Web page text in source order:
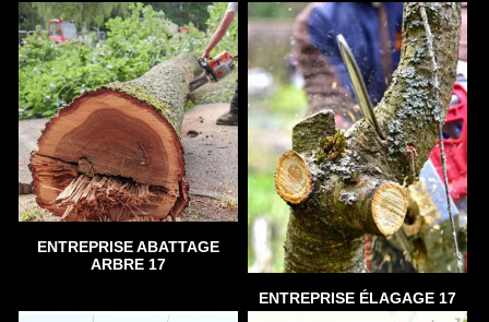
ENTREPRISE ABATTAGE
ARBRE 17
ENTREPRISE ÉLAGAGE 17